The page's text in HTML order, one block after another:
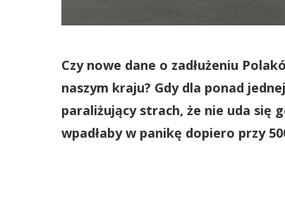
Czy nowe dane o zadłużeniu
naszym kraju? Gdy dla ponad
paraliżujący strach, że nie uda się
wpadłaby w panikę dopiero przy